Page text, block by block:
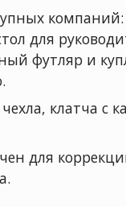
для
футляр и
клатча
для